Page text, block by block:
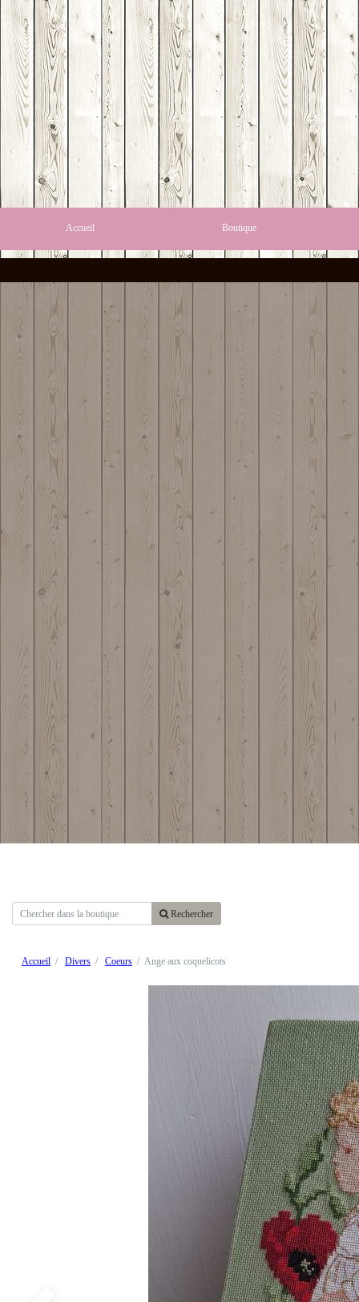
Accueil Boutique
Rechercher
Accueil Divers Coeurs Ange aux coquelicots